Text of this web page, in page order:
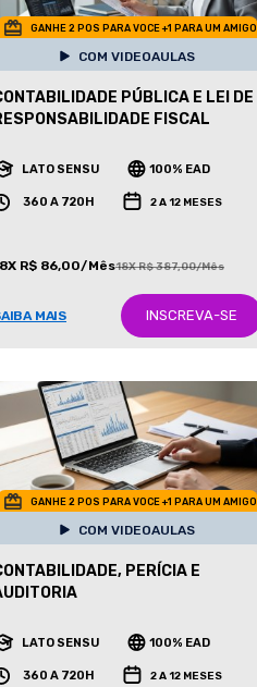
GANHE 2 POS PARA VOCE +1 PARA UM AMIGO
COM VIDEOAULAS
PÚBLICA E LEI DE
FISCAL
LATO SENSU 100% EAD
360 A 720H 2 A 12 MESES
R$ 86,00/Mês18X R$ 387,00/Mês
MAIS INSCREVA-SE
GANHE 2 POS PARA VOCE +1 PARA UM AMIGO
COM VIDEOAULAS
PERÍCIA E
LATO SENSU 100% EAD
360 A 720H 2 A 12 MESES